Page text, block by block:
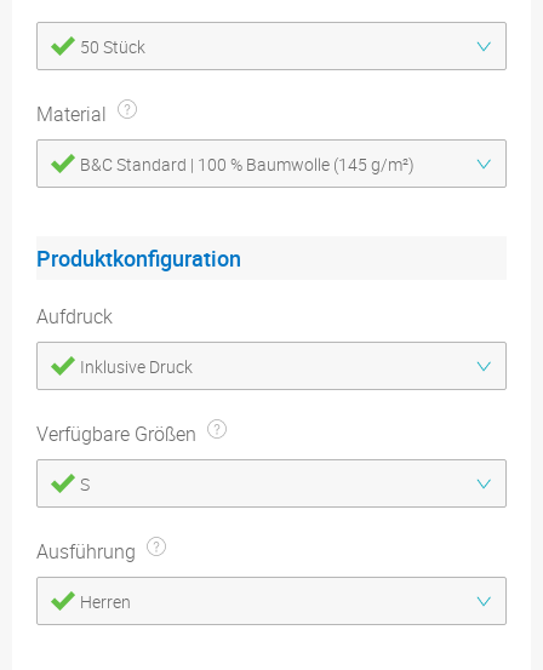
50 Stück
Material
B&C Standard | 100 % Baumwolle (145 g/m²)
Produktkonfiguration
Aufdruck
Inklusive Druck
Verfügbare Größen
S
Ausführung
Herren